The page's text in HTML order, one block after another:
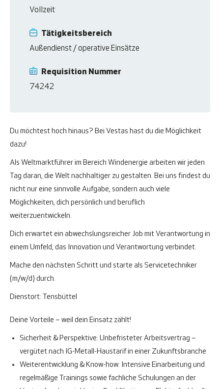
Requisition Nummer
74242
Vollzeit
Tätigkeitsbereich
Außendienst / operative Einsätze
Du möchtest hoch hinaus? Bei Vestas hast du die Möglichkeit
dazu!
Als Weltmarktführer im Bereich Windenergie arbeiten wir jeden
Tag daran, die Welt nachhaltiger zu gestalten. Bei uns findest du
nicht nur eine sinnvolle Aufgabe, sondern auch viele
Möglichkeiten, dich persönlich und beruflich
weiterzuentwickeln.
Dich erwartet ein abwechslungsreicher Job mit Verantwortung in
einem Umfeld, das Innovation und Verantwortung verbindet.
Mache den nächsten Schritt und starte als Servicetechniker
(m/w/d) durch.
Dienstort: Tensbüttel
Deine Vorteile – weil dein Einsatz zählt!
Sicherheit & Perspektive: Unbefristeter Arbeitsvertrag –
vergütet nach IG-Metall-Haustarif in einer Zukunftsbranche
Weiterentwicklung & Know-how: Intensive Einarbeitung und
regelmäßige Trainings sowie fachliche Schulungen an der